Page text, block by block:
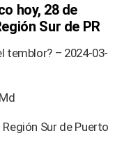
hoy, 28 de
Sur de PR
temblor? – 2024-03-
Sur de Puerto